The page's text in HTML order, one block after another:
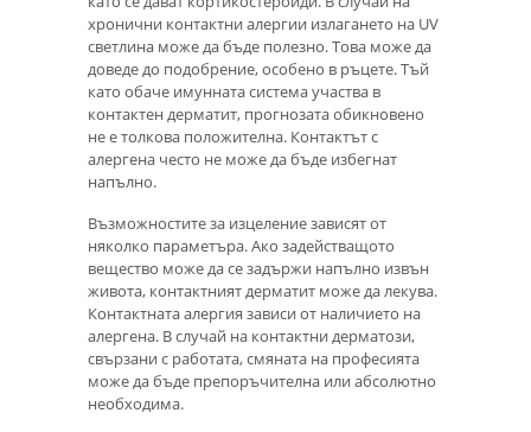
хронични контактни алергии излагането на UV
светлина може да бъде полезно. Това може да
доведе до подобрение, особено в ръцете. Тъй
като обаче имунната система участва в
контактен дерматит, прогнозата обикновено
не е толкова положителна. Контактът с
алергена често не може да бъде избегнат
напълно.
Възможностите за изцеление зависят от
няколко параметъра. Ако задействащото
вещество може да се задържи напълно извън
живота, контактният дерматит може да лекува.
Контактната алергия зависи от наличието на
алергена. В случай на контактни дерматози,
свързани с работата, смяната на професията
може да бъде препоръчителна или абсолютно
необходима.